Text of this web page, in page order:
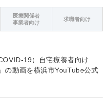
医療関係者
事業者向け
求職者向け
19）自宅療養者向け
の動画を横浜市YouTube公式